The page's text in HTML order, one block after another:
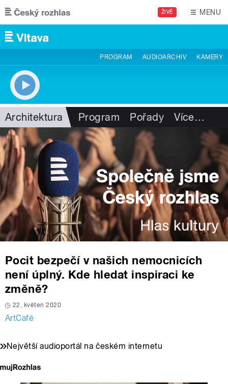
Přejít k hlavnímu obsahu
ŽIVĚ MENU
PROGRAM AUDIOARCHIV KAMERY
Architektura Program Pořady Více…
Pocit bezpečí v našich nemocnicích
není úplný. Kde hledat inspiraci ke
změně?
22. květen 2020
ArtCafé
Největší audioportál na českém internetu